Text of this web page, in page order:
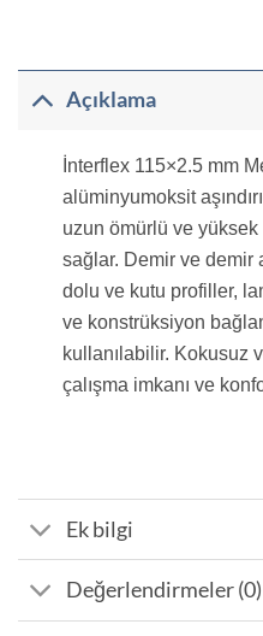
Açıklama
İnterflex 115×2.5 mm
alüminyumoksit
uzun ömürlü ve yüksek
sağlar. Demir ve demir
dolu ve kutu profiller,
ve konstrüksiyon
kullanılabilir. Kokusuz
çalışma imkanı ve
Ek bilgi
Değerlendirmeler (0)